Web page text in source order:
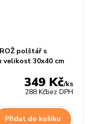
polštář s
velikost 30x40 cm
349 Kč/ks
288 Kčbez DPH
Přidat do košíku